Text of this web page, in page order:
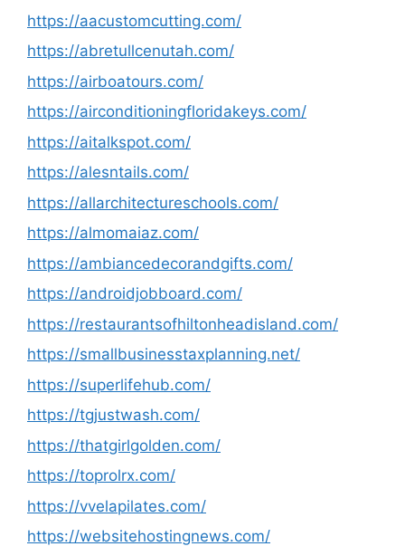
https://aacustomcutting.com/
https://abretullcenutah.com/
https://airboatours.com/
https://airconditioningfloridakeys.com/
https://aitalkspot.com/
https://alesntails.com/
https://allarchitectureschools.com/
https://almomaiaz.com/
https://ambiancedecorandgifts.com/
https://androidjobboard.com/
https://restaurantsofhiltonheadisland.com/
https://smallbusinesstaxplanning.net/
https://superlifehub.com/
https://tgjustwash.com/
https://thatgirlgolden.com/
https://toprolrx.com/
https://vvelapilates.com/
https://websitehostingnews.com/